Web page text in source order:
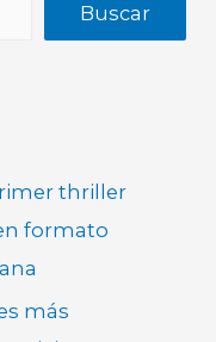
Buscar
thriller
formato
más